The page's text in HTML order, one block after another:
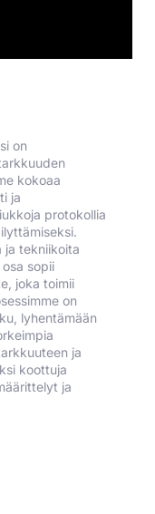
on
kokoaa
ja
protokollia
ja tekniikoita
sopii
joka toimii
on
lyhentämään
ja
koottuja
ja